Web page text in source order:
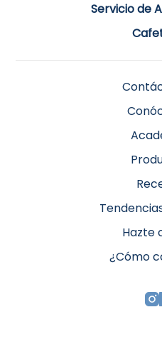
Servicio de
Hazte
¿Cómo